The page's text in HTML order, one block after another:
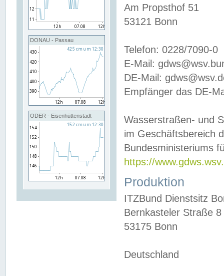
DONAU - Passau
ODER - Eisenhüttenstadt
Am Propsthof 51
53121 Bonn
Telefon: 0228/7090-0
E-Mail:
DE-Mail:
Empfänger das DE-
Wasserstraßen- und
im Geschäftsbereich
Bundesministeriums
https://
Produktion
ITZBund Dienstsitz
Bernkasteler Straße 8
53175 Bonn
Deutschland